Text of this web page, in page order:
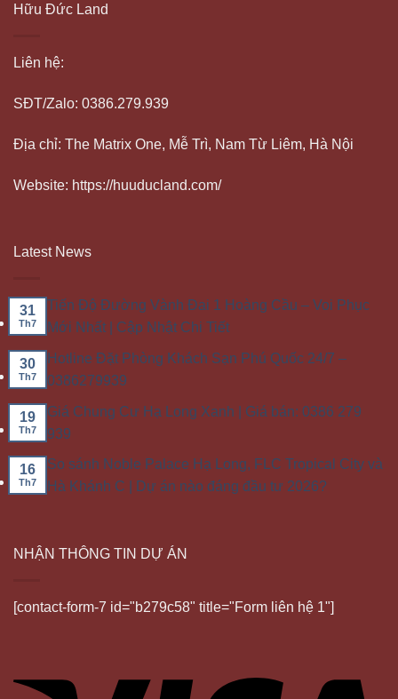
Hữu Đức Land
Liên hệ:
SĐT/Zalo: 0386.279.939
Địa chỉ: The Matrix One, Mễ Trì, Nam Từ Liêm, Hà Nội
Website: https://huuducland.com/
Latest News
31
Th7
Tiến Độ Đường Vành Đai 1 Hoàng Cầu – Voi Phục
Mới Nhất | Cập Nhật Chi Tiết
30
Th7
Hotline Đặt Phòng Khách Sạn Phú Quốc 24/7 –
0386279939
19
Th7
Giá Chung Cư Hạ Long Xanh | Giá bán: 0386 279
939
16
Th7
So sánh Noble Palace Hạ Long, FLC Tropical City và
Hà Khánh C | Dự án nào đáng đầu tư 2026?
NHẬN THÔNG TIN DỰ ÁN
[contact-form-7 id="b279c58" title="Form liên hệ 1"]